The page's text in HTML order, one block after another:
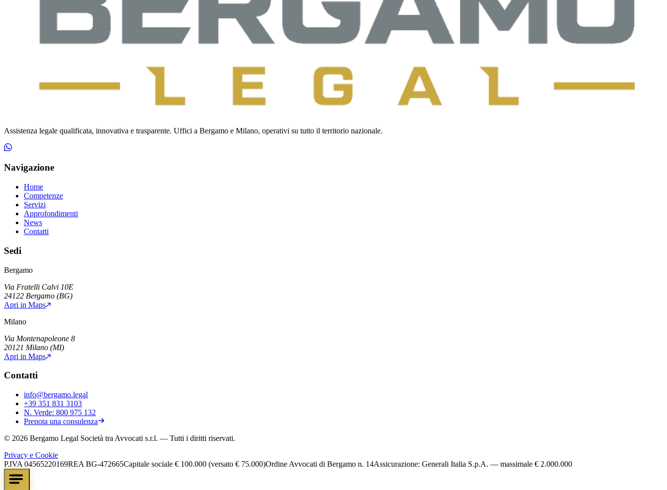
Assistenza legale qualificata, innovativa e trasparente. Uffici a Bergamo e Milano, operativi su tutto il territorio nazionale.
Navigazione
Home
Competenze
Servizi
Approfondimenti
News
Contatti
Sedi
Bergamo
Via Fratelli Calvi 10E
24122 Bergamo (BG)
Apri in Maps
Milano
Via Montenapoleone 8
20121 Milano (MI)
Apri in Maps
Contatti
info@bergamo.legal
+39 351 831 3103
N. Verde: 800 975 132
Prenota una consulenza
© 2026 Bergamo Legal Società tra Avvocati s.r.l. — Tutti i diritti riservati.
Privacy e Cookie
P.IVA 04565220169REA BG-472665Capitale sociale € 100.000 (versato € 75.000)Ordine Avvocati di Bergamo n. 14Assicurazione: Generali Italia S.p.A. — massimale € 2.000.000